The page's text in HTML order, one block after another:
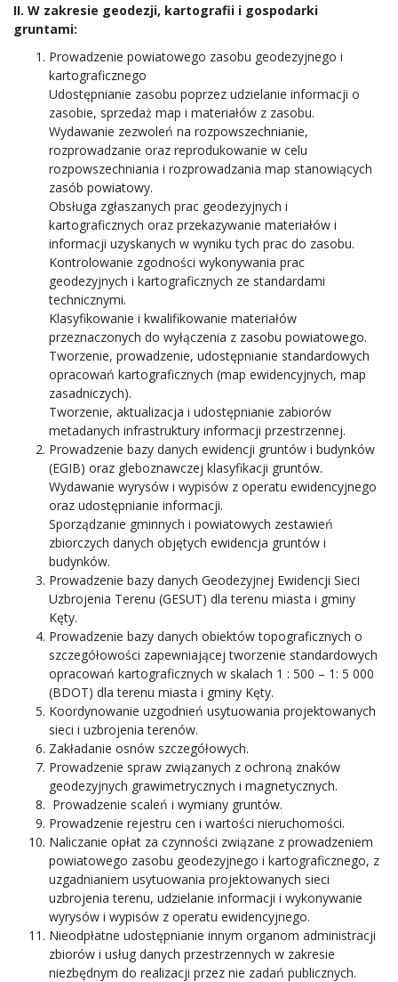
II. W zakresie geodezji, kartografii i gospodarki
gruntami:
Prowadzenie powiatowego zasobu geodezyjnego i
kartograficznego
Udostępnianie zasobu poprzez udzielanie informacji o
zasobie, sprzedaż map i materiałów z zasobu.
Wydawanie zezwoleń na rozpowszechnianie,
rozprowadzanie oraz reprodukowanie w celu
rozpowszechniania i rozprowadzania map stanowiących
zasób powiatowy.
Obsługa zgłaszanych prac geodezyjnych i
kartograficznych oraz przekazywanie materiałów i
informacji uzyskanych w wyniku tych prac do zasobu.
Kontrolowanie zgodności wykonywania prac
geodezyjnych i kartograficznych ze standardami
technicznymi.
Klasyfikowanie i kwalifikowanie materiałów
przeznaczonych do wyłączenia z zasobu powiatowego.
Tworzenie, prowadzenie, udostępnianie standardowych
opracowań kartograficznych (map ewidencyjnych, map
zasadniczych).
Tworzenie, aktualizacja i udostępnianie zabiorów
metadanych infrastruktury informacji przestrzennej.
Prowadzenie bazy danych ewidencji gruntów i budynków
(EGIB) oraz gleboznawczej klasyfikacji gruntów.
Wydawanie wyrysów i wypisów z operatu ewidencyjnego
oraz udostępnianie informacji.
Sporządzanie gminnych i powiatowych zestawień
zbiorczych danych objętych ewidencja gruntów i
budynków.
Prowadzenie bazy danych Geodezyjnej Ewidencji Sieci
Uzbrojenia Terenu (GESUT) dla terenu miasta i gminy
Kęty.
Prowadzenie bazy danych obiektów topograficznych o
szczegółowości zapewniającej tworzenie standardowych
opracowań kartograficznych w skalach 1 : 500 – 1: 5 000
(BDOT) dla terenu miasta i gminy Kęty.
Koordynowanie uzgodnień usytuowania projektowanych
sieci i uzbrojenia terenów.
Zakładanie osnów szczegółowych.
Prowadzenie spraw związanych z ochroną znaków
geodezyjnych grawimetrycznych i magnetycznych.
Prowadzenie scaleń i wymiany gruntów.
Prowadzenie rejestru cen i wartości nieruchomości.
Naliczanie opłat za czynności związane z prowadzeniem
powiatowego zasobu geodezyjnego i kartograficznego, z
uzgadnianiem usytuowania projektowanych sieci
uzbrojenia terenu, udzielanie informacji i wykonywanie
wyrysów i wypisów z operatu ewidencyjnego.
Nieodpłatne udostępnianie innym organom administracji
zbiorów i usług danych przestrzennych w zakresie
niezbędnym do realizacji przez nie zadań publicznych.